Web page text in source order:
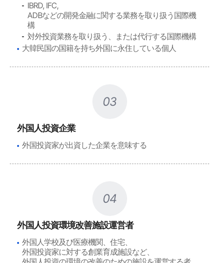
IBRD, IFC,
ADBなどの開発金融に関する業務を取り扱う国際機
構
対外投資業務を取り扱う、または代行する国際機構
大韓民国の国籍を持ち外国に永住している個人
03
外国人投資企業
外国投資家が出資した企業を意味する
04
外国人投資環境改善施設運営者
外国人学校及び医療機関、住宅、
外国投資家に対する創業育成施設など、